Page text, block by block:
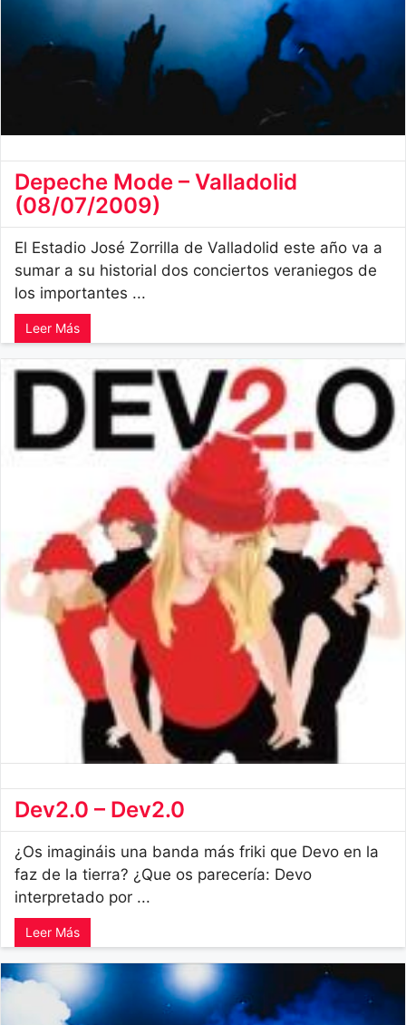
Depeche Mode – Valladolid
(08/07/2009)
El Estadio José Zorrilla de Valladolid este año va a
sumar a su historial dos conciertos veraniegos de
los importantes ...
Leer Más
Dev2.0 – Dev2.0
¿Os imagináis una banda más friki que Devo en la
faz de la tierra? ¿Que os parecería: Devo
interpretado por ...
Leer Más